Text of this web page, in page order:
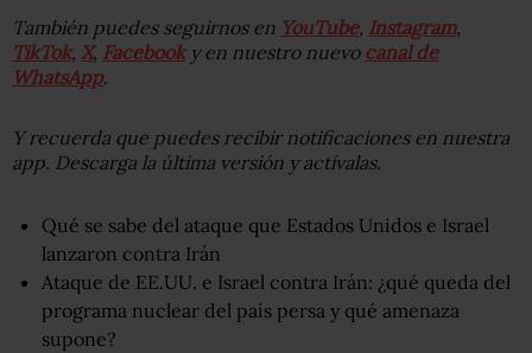
También puedes seguirnos en YouTube, Instagram,
TikTok, X, Facebooky en nuestro nuevo canal de
WhatsApp.
Y recuerda que puedes recibir notificaciones en nuestra
app. Descarga la última versión y actívalas.
Qué se sabe del ataque que Estados Unidos e Israel
lanzaron contra Irán
Ataque de EE.UU. e Israel contra Irán: ¿qué queda del
programa nuclear del país persa y qué amenaza
supone?